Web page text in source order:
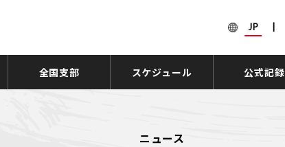
JP
全国支部 スケジュール 公式記録
ニュース